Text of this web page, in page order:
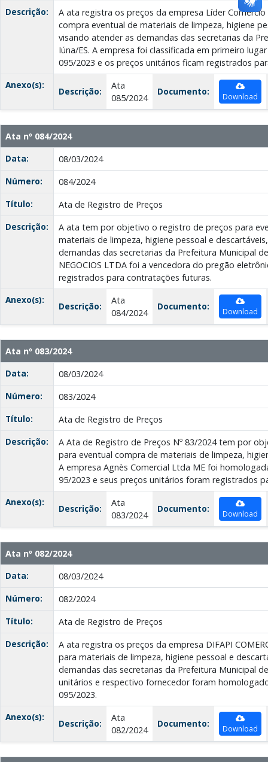
Descrição:
A ata registra os preços da empresa Líder
compra eventual de materiais de limpeza, higiene
visando atender as demandas das secretarias da
Iúna/ES. A empresa foi classificada em primeiro
095/2023 e os preços unitários ficam registrados
Anexo(s):
Descrição:
Ata
085/2024
Documento: Download
Ata nº 084/2024
Data:
08/03/2024
Número:
084/2024
Título:
Ata de Registro de Preços
Descrição:
A ata tem por objetivo o registro de preços para
materiais de limpeza, higiene pessoal e
demandas das secretarias da Prefeitura Municipal
NEGOCIOS LTDA foi a vencedora do pregão
registrados para contratações futuras.
Anexo(s):
Descrição:
Ata
084/2024
Documento: Download
Ata nº 083/2024
Data:
08/03/2024
Número:
083/2024
Título:
Ata de Registro de Preços
Descrição:
A Ata de Registro de Preços Nº 83/2024 tem por
para eventual compra de materiais de limpeza,
A empresa Agnès Comercial Ltda ME foi
95/2023 e seus preços unitários foram registrados
Anexo(s):
Descrição:
Ata
083/2024
Documento: Download
Ata nº 082/2024
Data:
08/03/2024
Número:
082/2024
Título:
Ata de Registro de Preços
Descrição:
A ata registra os preços da empresa DIFAPI
para materiais de limpeza, higiene pessoal e
demandas das secretarias da Prefeitura Municipal
unitários e respectivo fornecedor foram
095/2023.
Anexo(s):
Descrição:
Ata
082/2024
Documento: Download